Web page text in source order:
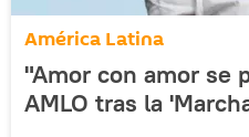
América Latina
"Amor con amor se
AMLO tras la